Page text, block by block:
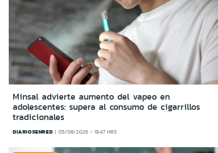
Minsal advierte aumento del vapeo en
adolescentes: supera al consumo de cigarrillos
tradicionales
DIARIOSENRED 05/08/2026 - 19:47 HRS